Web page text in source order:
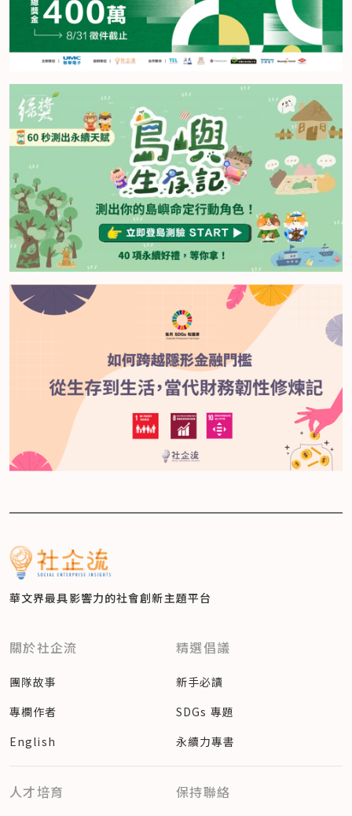
華文界最具影響力的社會創新主題平台
關於社企流
團隊故事
專欄作者
English
精選倡議
新手必讀
SDGs 專題
永續力專書
人才培育 保持聯絡